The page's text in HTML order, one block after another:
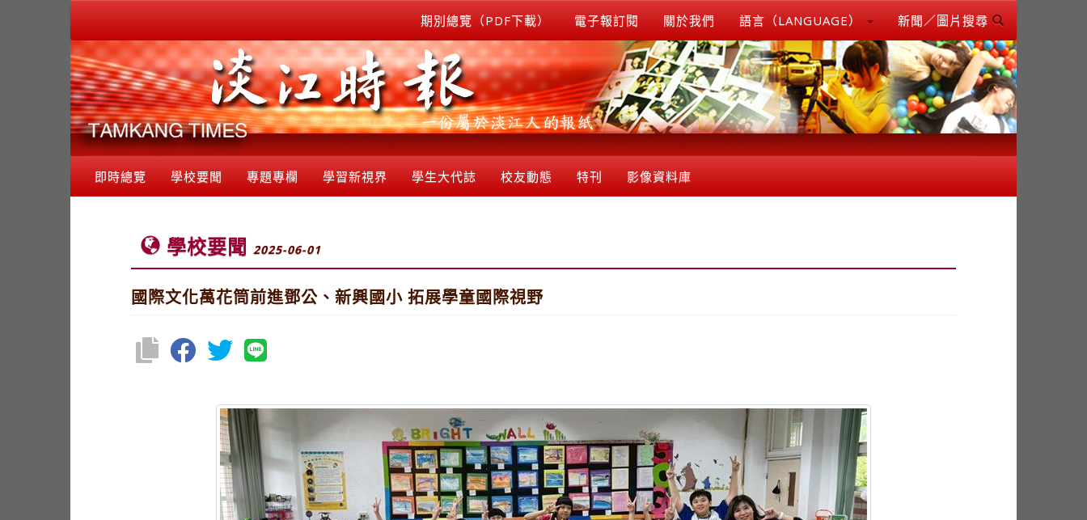
期別總覽（PDF下載） 電子報訂閱 關於我們 語言（LANGUAGE） 新聞／圖片搜尋
即時總覽 學校要聞 專題專欄 學習新視界 學生大代誌 校友動態 特刊 影像資料庫
學校要聞 2025-06-01
國際文化萬花筒前進鄧公、新興國小 拓展學童國際視野